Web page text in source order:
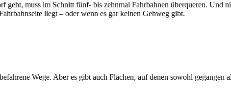
geht, muss im Schnitt fünf- bis zehnmal Fahrbahnen überqueren. Und
liegt – oder wenn es gar keinen Gehweg gibt.
Wege. Aber es gibt auch Flächen, auf denen sowohl gegangen